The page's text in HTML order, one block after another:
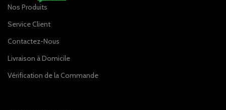
Nos Produits
Service Client
Contactez-Nous
Livraison à Domicile
Vérification de la Commande